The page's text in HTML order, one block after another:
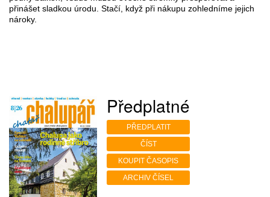
přinášet sladkou úrodu. Stačí, když při nákupu zohledníme jejich
nároky.
Předplatné
PŘEDPLATIT
ČÍST
KOUPIT ČASOPIS
ARCHIV ČÍSEL